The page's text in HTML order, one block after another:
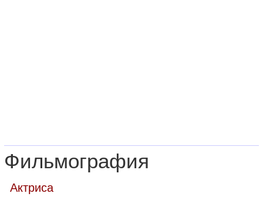
Фильмография
Актриса